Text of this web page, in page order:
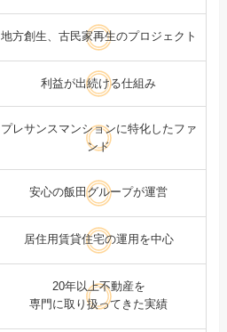
地方創生、古民家再生のプロジェクト
利益が出続ける仕組み
プレサンスマンションに特化したファ
ンド
安心の飯田グループが運営
居住用賃貸住宅の運用を中心
20年以上不動産を
専門に取り扱ってきた実績